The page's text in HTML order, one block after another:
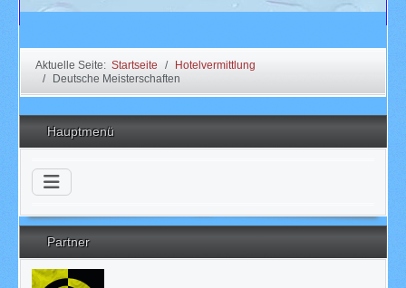
Aktuelle Seite: Startseite
Hotelvermittlung
Deutsche Meisterschaften
Hauptmenü
Partner